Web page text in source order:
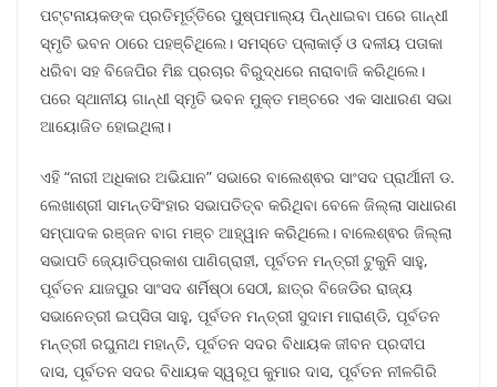
ପଟ୍ଟନାୟକଙ୍କ ପ୍ରତିମୂର୍ତ୍ତିରେ ପୁଷ୍ପମାଲ୍ୟ ପିନ୍ଧାଇବା ପରେ ଗାନ୍ଧୀ
ସ୍ମୃତି ଭବନ ଠାରେ ପହଞ୍ଚିଥିଲେ। ସମସ୍ତେ ପ୍ଲାକାର୍ଡ଼ ଓ ଦଳୀୟ ପତାକା
ଧରିବା ସହ ବିଜେପିର ମିଛ ପ୍ରଚାର ବିରୁଦ୍ଧରେ ନାରାବାଜି କରିଥିଲେ।
ପରେ ସ୍ଥାନୀୟ ଗାନ୍ଧୀ ସ୍ମୃତି ଭବନ ମୁକ୍ତ ମଞ୍ଚରେ ଏକ ସାଧାରଣ ସଭା
ଆୟୋଜିତ ହୋଇଥିଲା।
ଏହି “ନାରୀ ଅଧିକାର ଅଭିଯାନ” ସଭାରେ ବାଲେଶ୍ଵର ସାଂସଦ ପ୍ରାର୍ଥୀନୀ ଡ.
ଲେଖାଶ୍ରୀ ସାମନ୍ତସିଂହାର ସଭାପତିତ୍ବ କରିଥିବା ବେଳେ ଜିଲ୍ଲା ସାଧାରଣ
ସମ୍ପାଦକ ରଞ୍ଜନ ବାଗ ମଞ୍ଚ ଆହ୍ୱାନ କରିଥିଲେ। ବାଲେଶ୍ଵର ଜିଲ୍ଲା
ସଭାପତି ଜ୍ୟୋତିପ୍ରକାଶ ପାଣିଗ୍ରାହୀ, ପୂର୍ବତନ ମନ୍ତ୍ରୀ ଟୁକୁନି ସାହୁ,
ପୂର୍ବତନ ଯାଜପୁର ସାଂସଦ ଶର୍ମିଷ୍ଠା ସେଠୀ, ଛାତ୍ର ବିଜେଡିର ରାଜ୍ୟ
ସଭାନେତ୍ରୀ ଇପ୍ସିତା ସାହୁ, ପୂର୍ବତନ ମନ୍ତ୍ରୀ ସୁଦାମ ମାରାଣ୍ଡି, ପୂର୍ବତନ
ମନ୍ତ୍ରୀ ରଘୁନାଥ ମହାନ୍ତି, ପୂର୍ବତନ ସଦର ବିଧାୟକ ଜୀବନ ପ୍ରଦୀପ
ଦାସ, ପୂର୍ବତନ ସଦର ବିଧାୟକ ସ୍ୱରୂପ କୁମାର ଦାସ, ପୂର୍ବତନ ନୀଳଗିରି